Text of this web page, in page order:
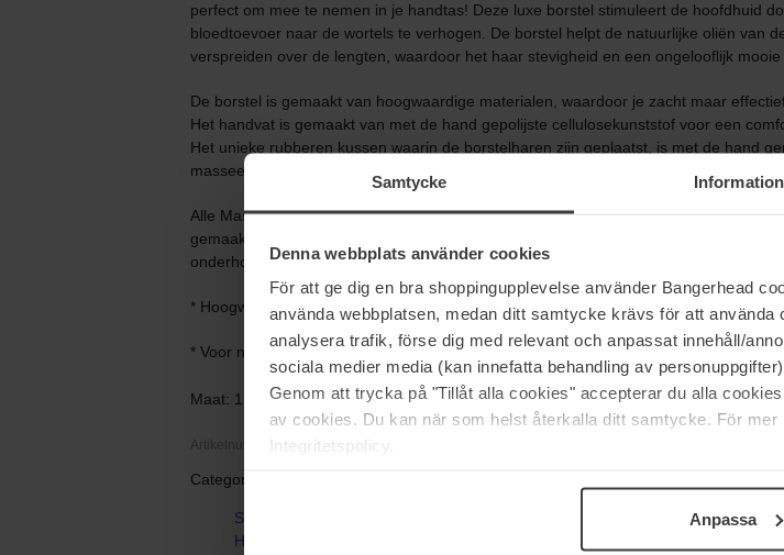
Samtycke Information
Denna webbplats använder cookies
För att ge dig en bra shoppingupplevelse använder Bangerhead
använda webbplatsen, medan ditt samtycke krävs för att
analysera trafik, förse dig med relevant och anpassat innehåll/
sociala medier media (kan innefatta behandling av
Genom att trycka på "Tillåt alla cookies" accepterar du alla
av cookies. Du kan när som helst återkalla ditt samtycke. För
Integritetspolicy.
Anpassa
perfect om mee te nemen in je handtas! Deze luxe borstel stimuleert de hoofdhuid
bloedtoevoer naar de wortels te verhogen. De borstel helpt de natuurlijke oliën van
verspreiden over de lengten, waardoor het haar stevigheid en een ongelooflijk mooie
De borstel is gemaakt van hoogwaardige materialen, waardoor je zacht maar
Het handvat is gemaakt van met de hand gepolijste cellulosekunststof voor een
Het unieke rubberen kussen waarin de borstelharen zijn geplaatst, is met de hand
masseert de hoofdhuid zachtjes tijdens het borstelen.
Alle Mason Pearson producten zijn gemaakt om zo lang mogelijk mee te gaan. De
gemaakt van de allerbeste materialen en de borstels gaan tientallen jaren mee als ze
onderhouden.
* Hoogwaardige borstel gemaakt van echt zwijnenhaar en nylon
* Voor normaal haa
Maat: 1 pcs
Artikelnummer: 56899
Categorieën:
Startpagina
Haarverzorging